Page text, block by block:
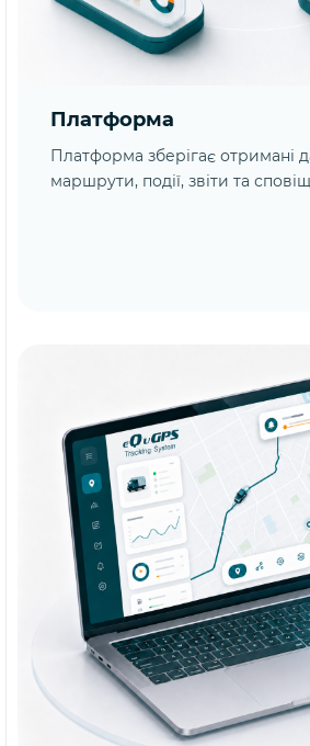
Платформа
Платформа зберігає отримані
маршрути, події, звіти та